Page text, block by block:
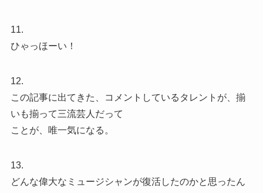
11.
ひゃっほーい！
12.
この記事に出てきた、コメントしているタレントが、揃
いも揃って三流芸人だって
ことが、唯一気になる。
13.
どんな偉大なミュージシャンが復活したのかと思ったん